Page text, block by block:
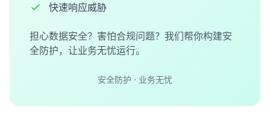
快速响应威胁
担心数据安全？害怕合规问题？我们帮你构建安
全防护，让业务无忧运行。
安全防护 · 业务无忧